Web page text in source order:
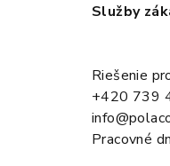
Služby
Riešenie
+420 739
Pracovné